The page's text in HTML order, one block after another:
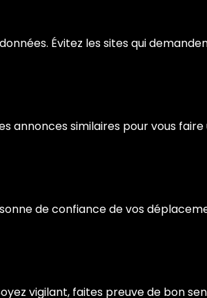
Évitez les sites qui
annonces similaires pour vous faire
de confiance de vos
vigilant, faites preuve de bon